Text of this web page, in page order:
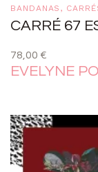
BANDANAS ,
CARRÉ 67
78,00 €
EVELYNE